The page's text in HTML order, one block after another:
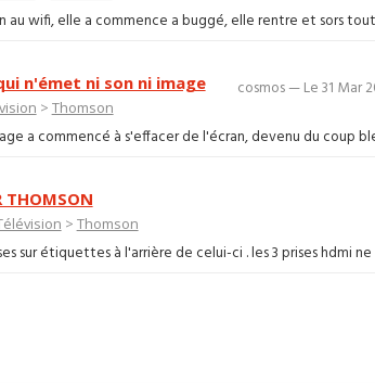
wifi, elle a commence a buggé, elle rentre et sors tout
cosmos — Le 31 Mar
n'émet ni son ni image
> Thomson
a commencé à s'effacer de l'écran, devenu du coup
THOMSON
> Thomson
sur étiquettes à l'arrière de celui-ci . les 3 prises hdmi ne